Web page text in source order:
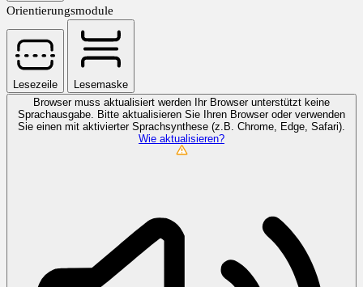
Orientierungsmodule
Lesezeile
Lesemaske
Browser muss aktualisiert werden
Ihr Browser unterstützt keine
Sprachausgabe. Bitte aktualisieren Sie Ihren Browser oder verwenden
Sie einen mit aktivierter Sprachsynthese (z.B. Chrome, Edge, Safari).
Wie aktualisieren?